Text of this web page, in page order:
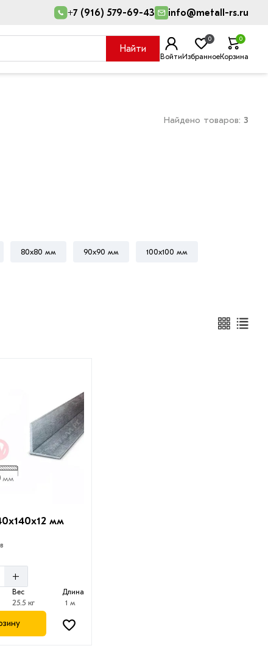
+7 (916) 579-69-43 info@metall-rs.ru
Найти
ВойтиИзбранное
0
Корзина
0
Найдено товаров: 3
80х80 мм 90х90 мм 100х100 мм
мм
+
Вес
25.5 кг
Длина
1 м